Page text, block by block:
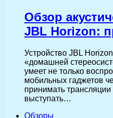
Обзор
JBL Horizon:
Устройство JBL
«домашней
умеет не только
мобильных гаджетов
принимать
выступать…
Обзоры